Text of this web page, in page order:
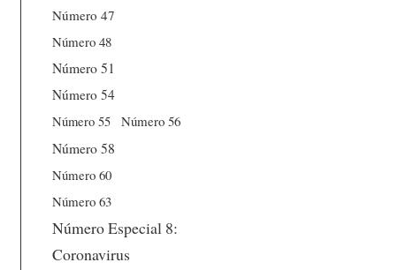
Número 47
Número 48
Número 51
Número 54
Número 55
Número 56
Número 58
Número 60
Número 63
Número Especial 8:
Coronavirus